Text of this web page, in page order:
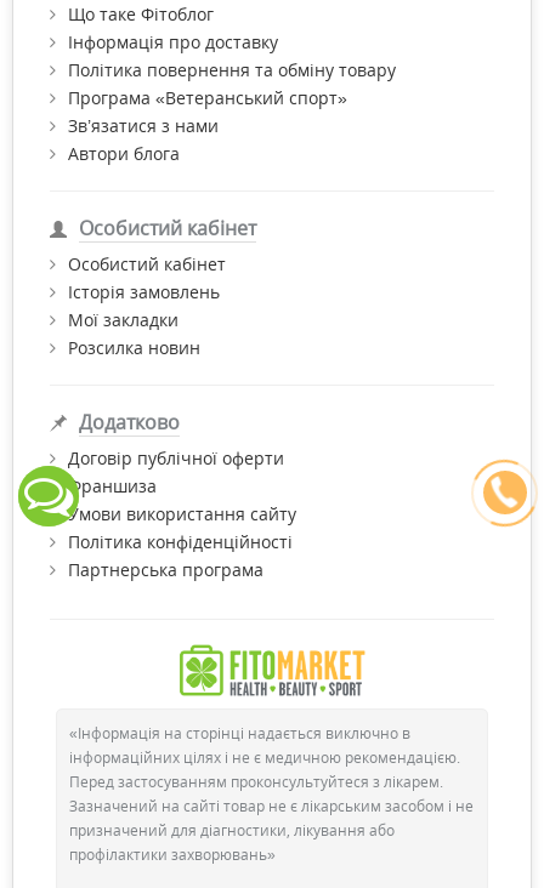
Що таке Фітоблог
Інформація про доставку
Політика повернення та обміну товару
Програма «Ветеранський спорт»
Зв’язатися з нами
Автори блога
Особистий кабінет
Особистий кабінет
Історія замовлень
Мої закладки
Розсилка новин
Додатково
Договір публічної оферти
Франшиза
Умови використання сайту
Політика конфіденційності
Партнерська програма
«Інформація на сторінці надається виключно в
інформаційних цілях і не є медичною рекомендацією.
Перед застосуванням проконсультуйтеся з лікарем.
Зазначений на сайті товар не є лікарським засобом і не
призначений для діагностики, лікування або
профілактики захворювань»